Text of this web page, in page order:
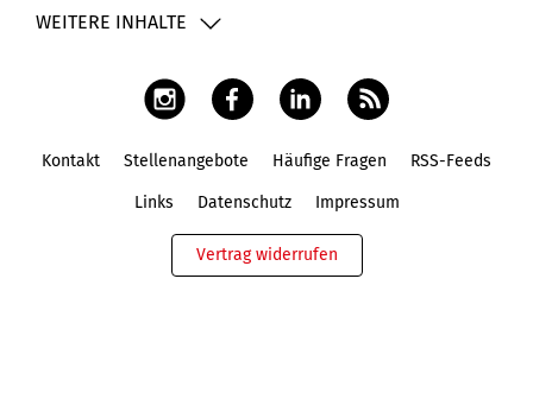
WEITERE INHALTE
Kontakt Stellenangebote Häufige Fragen RSS-Feeds
Links Datenschutz Impressum
Vertrag widerrufen